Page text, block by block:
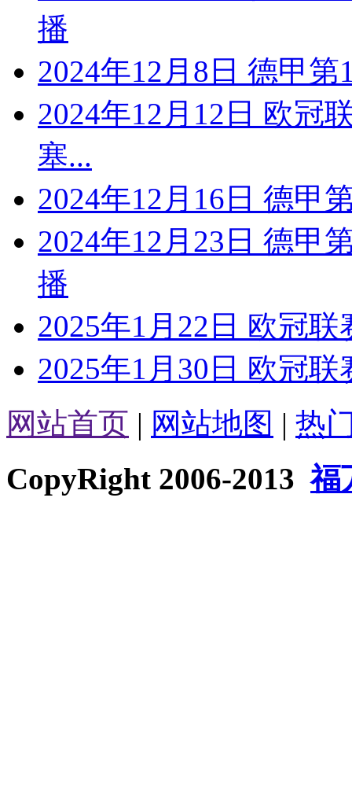
播
2024年12月8日 德甲
2024年12月12日 欧冠
塞...
2024年12月16日 德甲
2024年12月23日 德甲
播
2025年1月22日 欧冠
2025年1月30日 欧冠
网站首页 | 网站地图 | 热
CopyRight 2006-2013福